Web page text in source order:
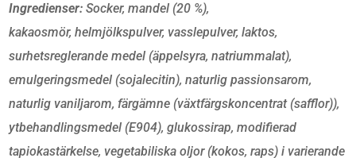
150G
Ingredienser:Socker, mandel (20 %),
kakaosmör, helmjölkspulver, vasslepulver, laktos,
surhetsreglerande medel (äppelsyra, natriummalat),
emulgeringsmedel (sojalecitin), naturlig passionsarom,
naturlig vaniljarom, färgämne (växtfärgskoncentrat (safflor)),
ytbehandlingsmedel (E904), glukossirap, modifierad
tapiokastärkelse, vegetabiliska oljor (kokos, raps) i varierande